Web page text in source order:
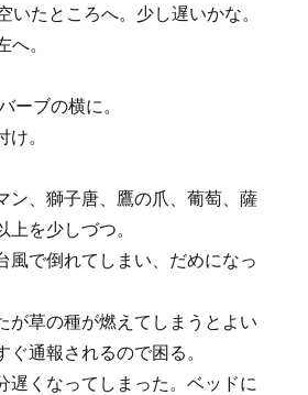
いたところへ。少し遅いかな。
へ。
ーブの横に。
。
ン、獅子唐、鷹の爪、葡萄、薩
を少しづつ。
風で倒れてしまい、だめになっ
が草の種が燃えてしまうとよい
通報されるので困る。
遅くなってしまった。ベッドに